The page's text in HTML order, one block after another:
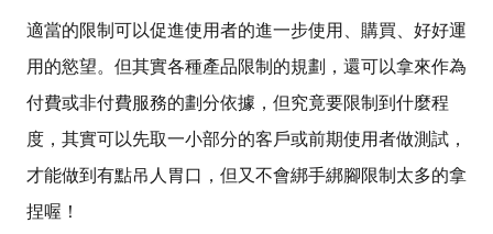
適當的限制可以促進使用者的進一步使用、購買、好好運
用的慾望。但其實各種產品限制的規劃，還可以拿來作為
付費或非付費服務的劃分依據，但究竟要限制到什麼程
度，其實可以先取一小部分的客戶或前期使用者做測試，
才能做到有點吊人胃口，但又不會綁手綁腳限制太多的拿
捏喔！